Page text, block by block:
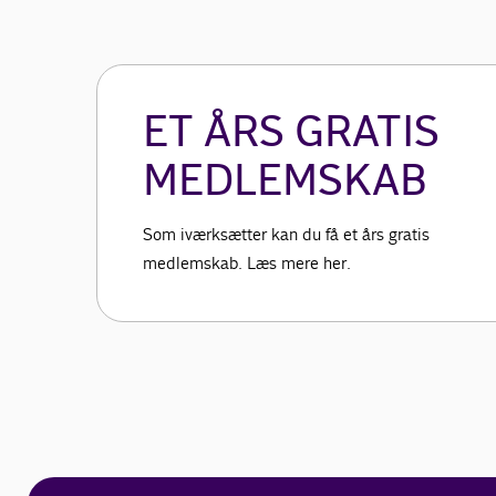
ET ÅRS GRATIS
MEDLEMSKAB
Som iværksætter kan du få et års gratis
medlemskab. Læs mere her.